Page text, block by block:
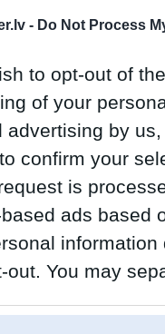
- Do Not Process
to opt-out of
of your
advertising by
confirm your
is
ads based
out. You may
un nav saistīts ar
Galvena |